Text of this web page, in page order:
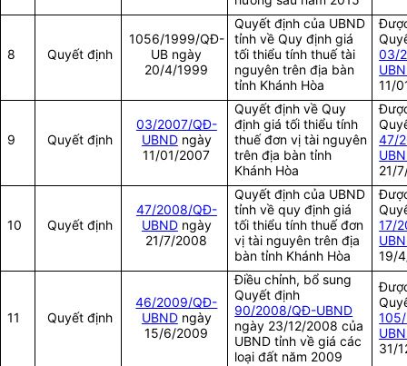
8 Quyết định
1056/1999/QĐ-
UB ngày
20/4/1999
Quyết định của UBND
tỉnh về Quy định giá
tối thiểu tính thuế tài
nguyên trên địa bàn
tỉnh Khánh Hòa
03/
11/
9 Quyết định
03/2007/QĐ-
UBNDngày
11/01/2007
Quyết định về Quy
định giá tối thiểu tính
thuế đơn vị tài nguyên
trên địa bàn tỉnh
Khánh Hòa
47/
21/
10 Quyết định
47/2008/QĐ-
UBNDngày
21/7/2008
Quyết định của UBND
tỉnh về quy định giá
tối thiểu tính thuế đơn
vị tài nguyên trên địa
bàn tỉnh Khánh Hòa
17/
19/
11 Quyết định
46/2009/QĐ-
UBNDngày
15/6/2009
Điều chỉnh, bổ sung
Quyết định
90/2008/QĐ-UBND
ngày 23/12/2008 của
UBND tỉnh về giá các
loại đất năm 2009
31/